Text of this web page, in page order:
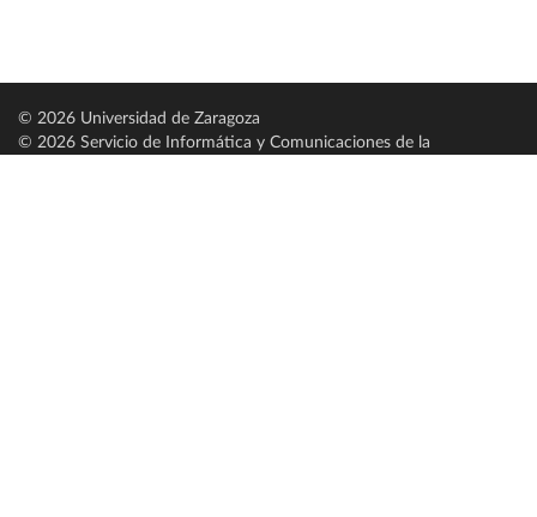
© 2026 Universidad de Zaragoza
© 2026 Servicio de Informática y Comunicaciones de la